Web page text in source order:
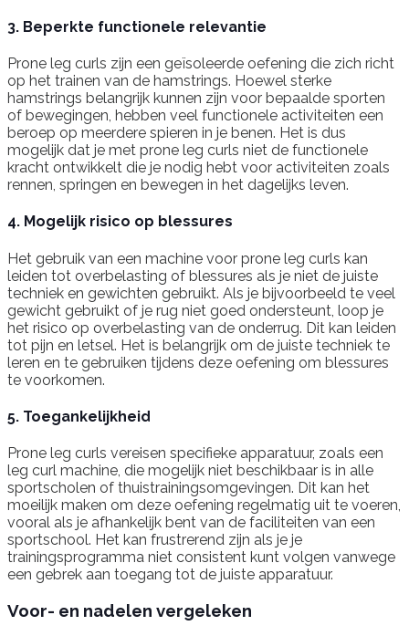
3. Beperkte functionele relevantie
Prone leg curls zijn een geïsoleerde oefening die zich richt
op het trainen van de hamstrings. Hoewel sterke
hamstrings belangrijk kunnen zijn voor bepaalde sporten
of bewegingen, hebben veel functionele activiteiten een
beroep op meerdere spieren in je benen. Het is dus
mogelijk dat je met prone leg curls niet de functionele
kracht ontwikkelt die je nodig hebt voor activiteiten zoals
rennen, springen en bewegen in het dagelijks leven.
4. Mogelijk risico op blessures
Het gebruik van een machine voor prone leg curls kan
leiden tot overbelasting of blessures als je niet de juiste
techniek en gewichten gebruikt. Als je bijvoorbeeld te veel
gewicht gebruikt of je rug niet goed ondersteunt, loop je
het risico op overbelasting van de onderrug. Dit kan leiden
tot pijn en letsel. Het is belangrijk om de juiste techniek te
leren en te gebruiken tijdens deze oefening om blessures
te voorkomen.
5. Toegankelijkheid
Prone leg curls vereisen specifieke apparatuur, zoals een
leg curl machine, die mogelijk niet beschikbaar is in alle
sportscholen of thuistrainingsomgevingen. Dit kan het
moeilijk maken om deze oefening regelmatig uit te voeren,
vooral als je afhankelijk bent van de faciliteiten van een
sportschool. Het kan frustrerend zijn als je je
trainingsprogramma niet consistent kunt volgen vanwege
een gebrek aan toegang tot de juiste apparatuur.
Voor- en nadelen vergeleken